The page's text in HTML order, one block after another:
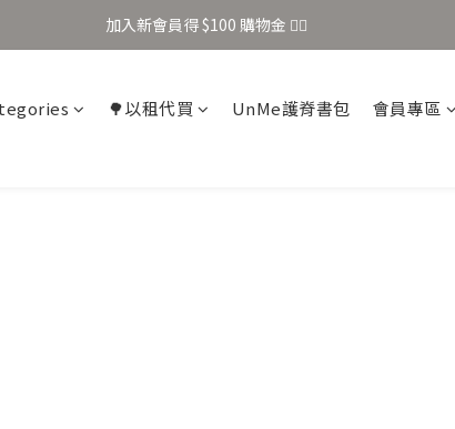
加入新會員得 $100 購物金 👉🏻
加入新會員得 $100 購物金 👉🏻
加入新會員得 $100 購物金 👉🏻
🌳以租代買 UnMe護脊書包
會員專區